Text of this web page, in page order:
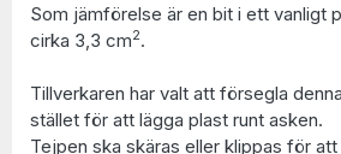
Som jämförelse är en bit i ett vanligt
cirka 3,3 cm2.
Tillverkaren har valt att försegla
stället för att lägga plast runt asken.
Tejpen ska skäras eller klippas för